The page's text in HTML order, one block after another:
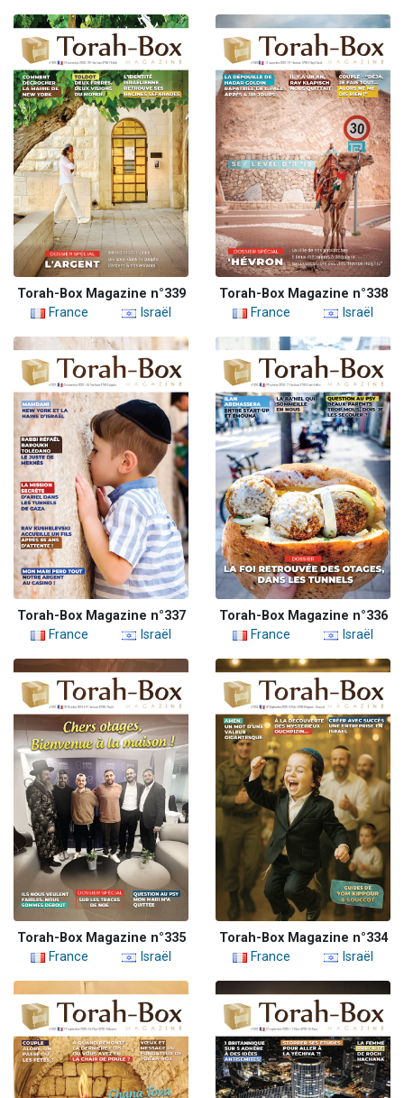
Torah-Box Magazine n°339
France
Israël
Torah-Box Magazine n°338
France
Israël
Torah-Box Magazine n°337
France
Israël
Torah-Box Magazine n°336
France
Israël
Torah-Box Magazine n°335
France
Israël
Torah-Box Magazine n°334
France
Israël